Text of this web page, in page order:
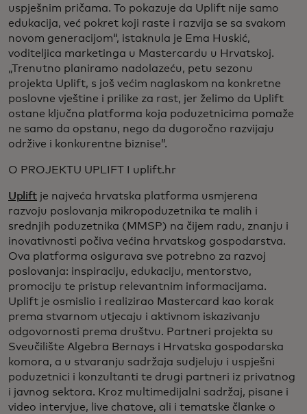
uspješnim pričama. To pokazuje da Uplift nije samo
edukacija, već pokret koji raste i razvija se sa svakom
novom generacijom“, istaknula je Ema Huskić,
voditeljica marketinga u Mastercardu u Hrvatskoj.
„Trenutno planiramo nadolazeću, petu sezonu
projekta Uplift, s još većim naglaskom na konkretne
poslovne vještine i prilike za rast, jer želimo da Uplift
ostane ključna platforma koja poduzetnicima pomaže
ne samo da opstanu, nego da dugoročno razvijaju
održive i konkurentne biznise”.
O PROJEKTU UPLIFT I uplift.hr
Uplift je najveća hrvatska platforma usmjerena
razvoju poslovanja mikropoduzetnika te malih i
srednjih poduzetnika (MMSP) na čijem radu, znanju i
inovativnosti počiva većina hrvatskog gospodarstva.
Ova platforma osigurava sve potrebno za razvoj
poslovanja: inspiraciju, edukaciju, mentorstvo,
promociju te pristup relevantnim informacijama.
Uplift je osmislio i realizirao Mastercard kao korak
prema stvarnom utjecaju i aktivnom iskazivanju
odgovornosti prema društvu. Partneri projekta su
Sveučilište Algebra Bernays i Hrvatska gospodarska
komora, a u stvaranju sadržaja sudjeluju i uspješni
poduzetnici i konzultanti te drugi partneri iz privatnog
i javnog sektora. Kroz multimedijalni sadržaj, pisane i
video intervjue, live chatove, ali i tematske članke o